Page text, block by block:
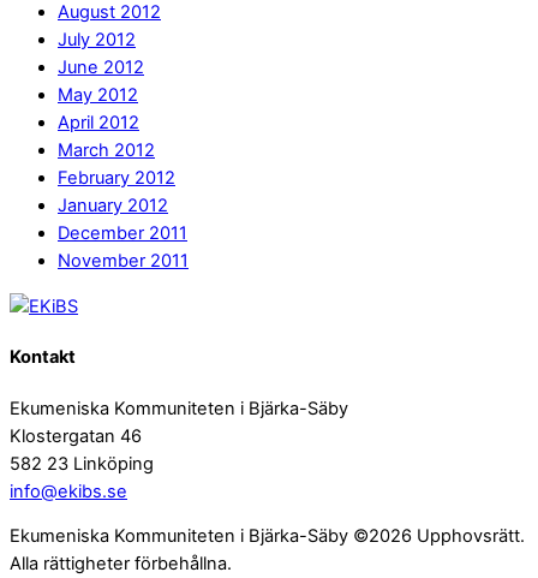
August 2012
July 2012
June 2012
May 2012
April 2012
March 2012
February 2012
January 2012
December 2011
November 2011
Kontakt
Ekumeniska Kommuniteten i Bjärka-Säby
Klostergatan 46
582 23 Linköping
info@ekibs.se
Ekumeniska Kommuniteten i Bjärka-Säby ©2026 Upphovsrätt.
Alla rättigheter förbehållna.